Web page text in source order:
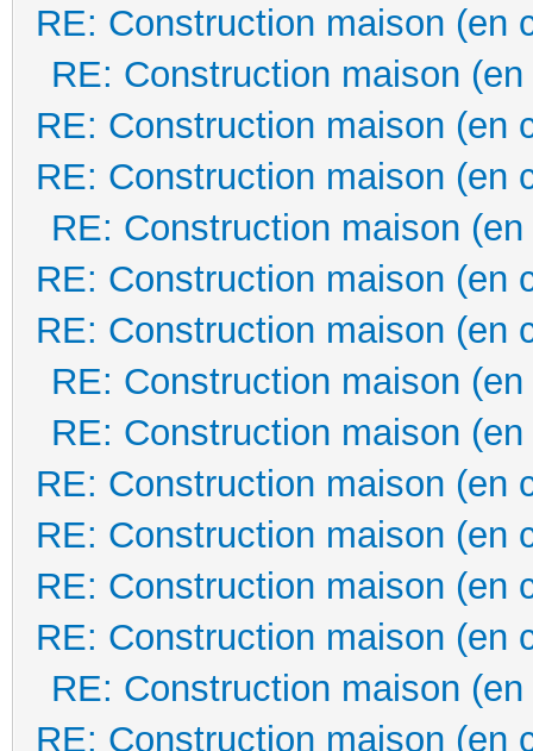
RE: Construction maison (en
RE: Construction maison
RE: Construction maison (en
RE: Construction maison (en
RE: Construction maison
RE: Construction maison (en
RE: Construction maison (en
RE: Construction maison
RE: Construction maison
RE: Construction maison (en
RE: Construction maison (en
RE: Construction maison (en
RE: Construction maison (en
RE: Construction maison
RE: Construction maison (en